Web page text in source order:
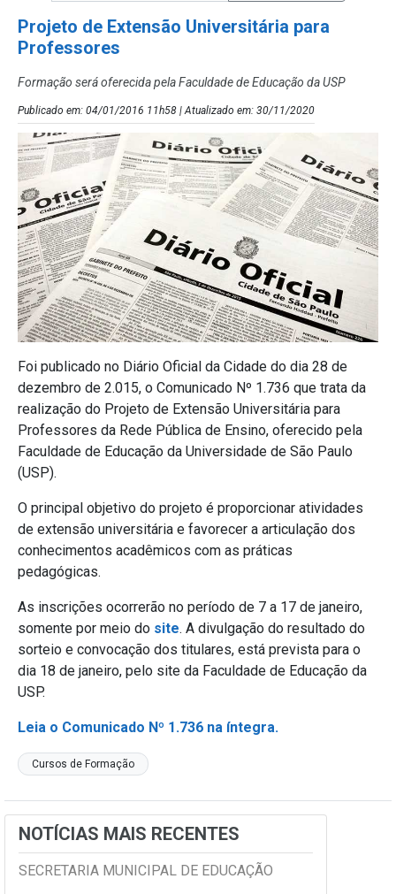
Projeto de Extensão Universitária para
Professores
Formação será oferecida pela Faculdade de Educação da USP
Publicado em: 04/01/2016 11h58 | Atualizado em: 30/11/2020
Foi publicado no Diário Oficial da Cidade do dia 28 de
dezembro de 2.015, o Comunicado Nº 1.736 que trata da
realização do Projeto de Extensão Universitária para
Professores da Rede Pública de Ensino, oferecido pela
Faculdade de Educação da Universidade de São Paulo
(USP).
O principal objetivo do projeto é proporcionar atividades
de extensão universitária e favorecer a articulação dos
conhecimentos acadêmicos com as práticas
pedagógicas.
As inscrições ocorrerão no período de 7 a 17 de janeiro,
somente por meio do site. A divulgação do resultado do
sorteio e convocação dos titulares, está prevista para o
dia 18 de janeiro, pelo site da Faculdade de Educação da
USP.
Leia o Comunicado Nº 1.736 na íntegra.
Cursos de Formação
NOTÍCIAS MAIS RECENTES
SECRETARIA MUNICIPAL DE EDUCAÇÃO